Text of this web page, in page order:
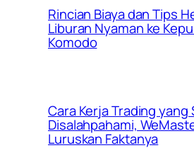
Rincian Biaya dan Tips
Liburan Nyaman ke
Komodo
Cara Kerja Trading yang
Disalahpahami,
Luruskan Faktanya